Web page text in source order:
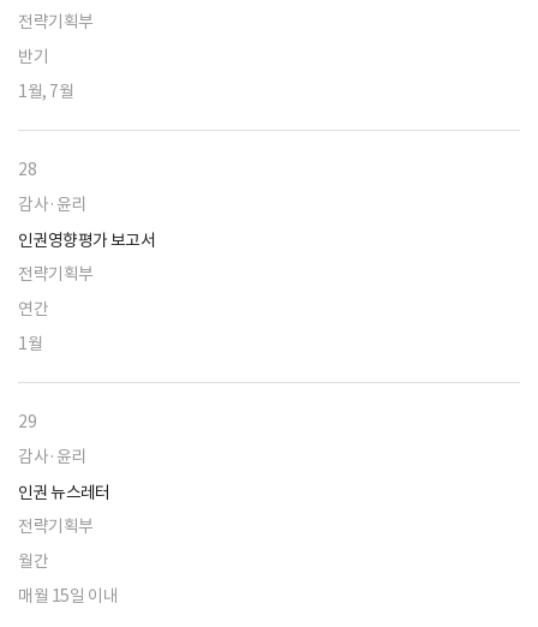
전략기획부
반기
1월, 7월
28
감사·윤리
인권영향평가 보고서
전략기획부
연간
1월
29
감사·윤리
인권 뉴스레터
전략기획부
월간
매월 15일 이내